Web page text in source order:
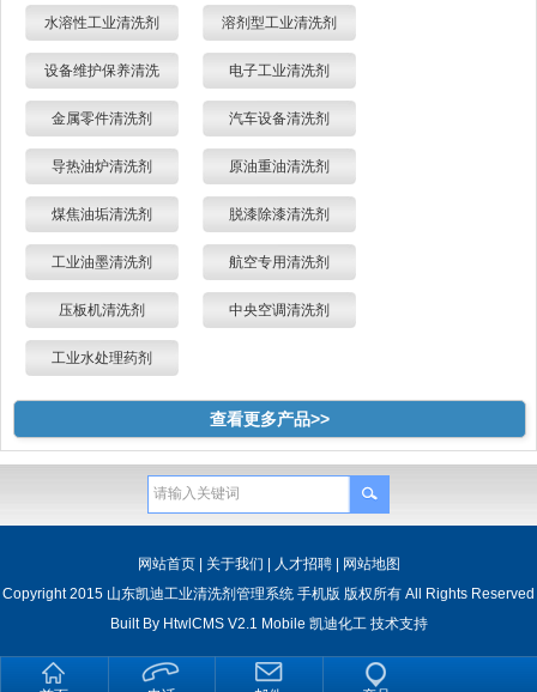
水溶性工业清洗剂 溶剂型工业清洗剂
设备维护保养清洗 电子工业清洗剂
金属零件清洗剂 汽车设备清洗剂
导热油炉清洗剂 原油重油清洗剂
煤焦油垢清洗剂 脱漆除漆清洗剂
工业油墨清洗剂 航空专用清洗剂
压板机清洗剂 中央空调清洗剂
工业水处理药剂
查看更多产品>>
网站首页| 关于我们 | 人才招聘| 网站地图
Copyright 2015 山东凯迪工业清洗剂管理系统 手机版 版权所有 All Rights Reserved
Built By HtwlCMS V2.1 Mobile 凯迪化工 技术支持